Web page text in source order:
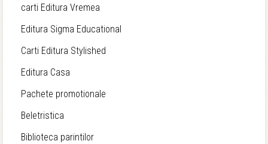
carti Editura Vremea
Editura Sigma Educational
Carti Editura Stylished
Editura Casa
Pachete promotionale
Beletristica
Biblioteca parintilor